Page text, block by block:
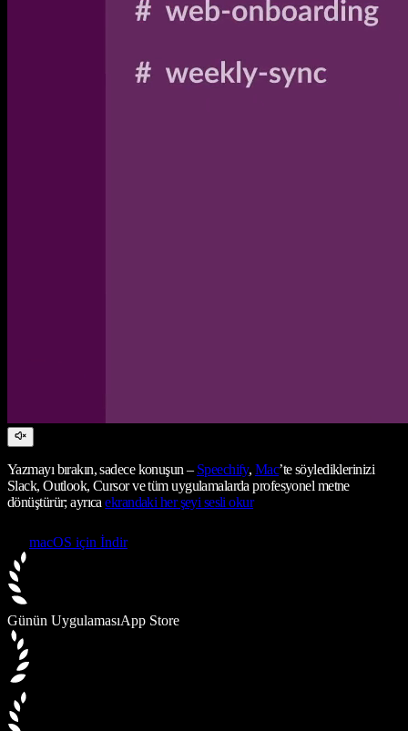
Yazmayı bırakın, sadece konuşun – Speechify, Mac’te söylediklerinizi
Slack, Outlook, Cursor ve tüm uygulamalarda profesyonel metne
dönüştürür; ayrıcaekrandaki her şeyi sesli okur
macOS için İndir
Günün UygulamasıApp Store